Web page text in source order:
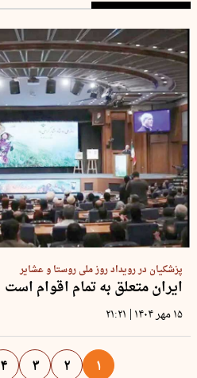
پزشکیان در رویداد روز ملی روستا و عشایر
ایران متعلق به تمام اقوام است
۱۵ مهر ۱۴۰۴ | ۲۱:۲۱
۱ ۲ ۳ ۴